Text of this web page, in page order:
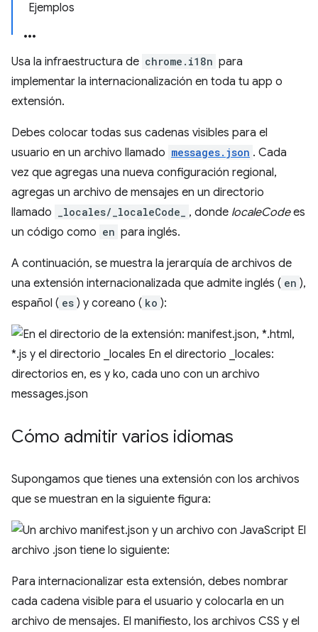
Ejemplos
Usa la infraestructura de chrome.i18n para
implementar la internacionalización en toda tu app o
extensión.
Debes colocar todas sus cadenas visibles para el
usuario en un archivo llamado messages.json . Cada
vez que agregas una nueva configuración regional,
agregas un archivo de mensajes en un directorio
llamado
_locales/_localeCode_ , donde localeCodees
un código como en para inglés.
A continuación, se muestra la jerarquía de archivos de
una extensión internacionalizada que admite inglés ( en ),
español ( es ) y coreano ( ko ):
Cómo admitir varios idiomas
Supongamos que tienes una extensión con los archivos
que se muestran en la siguiente figura:
Para internacionalizar esta extensión, debes nombrar
cada cadena visible para el usuario y colocarla en un
archivo de mensajes. El manifiesto, los archivos CSS y el